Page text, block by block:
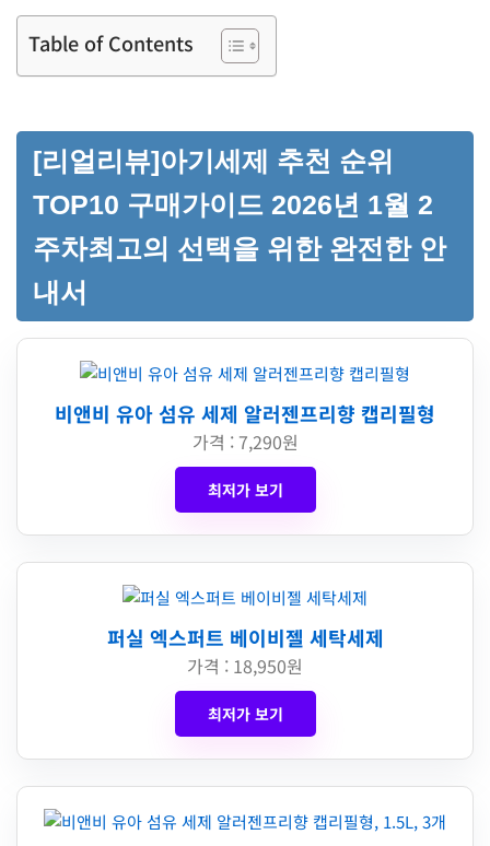
Table of Contents
[리얼리뷰]아기세제 추천 순위
TOP10 구매가이드 2026년 1월 2
주차최고의 선택을 위한 완전한 안
내서
비앤비 유아 섬유 세제 알러젠프리향 캡리필형
가격 : 7,290원
최저가 보기
퍼실 엑스퍼트 베이비젤 세탁세제
가격 : 18,950원
최저가 보기